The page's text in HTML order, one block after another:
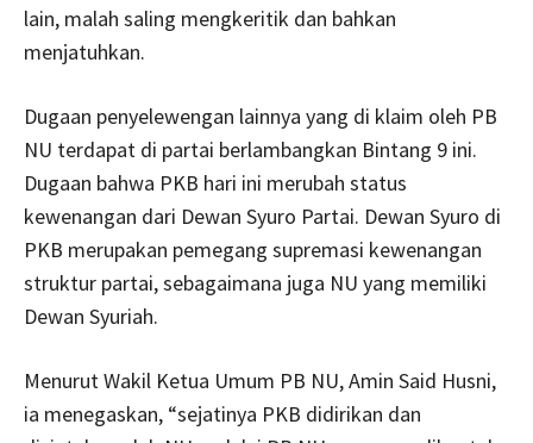
lain, malah saling mengkeritik dan bahkan
menjatuhkan.
Dugaan penyelewengan lainnya yang di klaim oleh PB
NU terdapat di partai berlambangkan Bintang 9 ini.
Dugaan bahwa PKB hari ini merubah status
kewenangan dari Dewan Syuro Partai. Dewan Syuro di
PKB merupakan pemegang supremasi kewenangan
struktur partai, sebagaimana juga NU yang memiliki
Dewan Syuriah.
Menurut Wakil Ketua Umum PB NU, Amin Said Husni,
ia menegaskan, “sejatinya PKB didirikan dan